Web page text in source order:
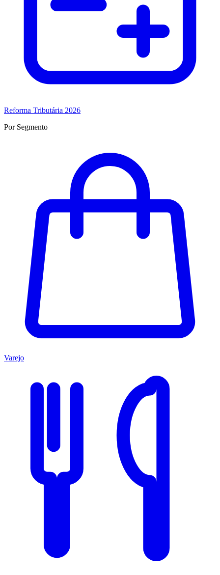
Reforma Tributária 2026
Por Segmento
Varejo